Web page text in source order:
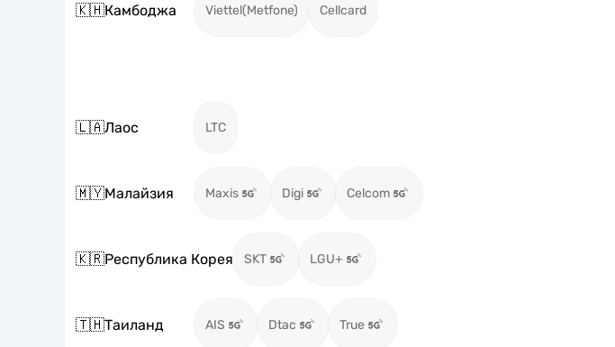
🇰🇭Камбоджа Viettel(Metfone) Cellcard
🇱🇦Лаос LTC
🇲🇾Малайзия Maxis Digi Celcom
🇰🇷Республика Корея SKT LGU+
🇹🇭Таиланд AIS Dtac True